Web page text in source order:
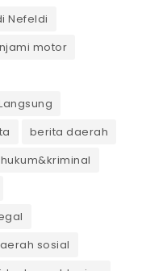
Nefeldi
motor
berita daerah
sosial